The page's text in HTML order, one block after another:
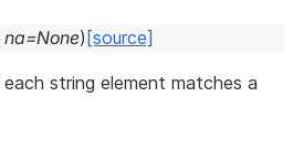
na=None) [source]
string element matches a